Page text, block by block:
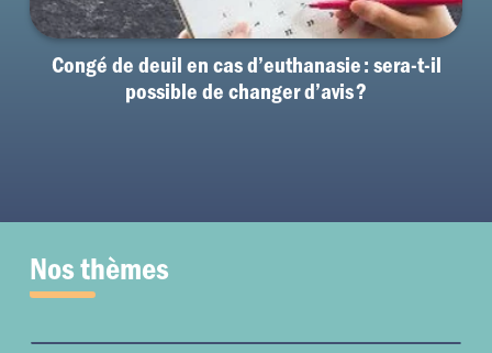
Congé de deuil en cas d’euthanasie : sera-t-il
possible de changer d’avis ?
Nos thèmesFertilité et grossesse
Embryon
Maladie & handicap